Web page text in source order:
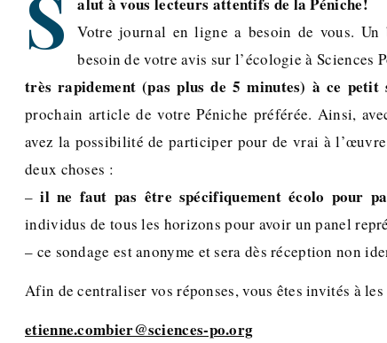
S
Votre journal en ligne a besoin de vous. Un
besoin de votre avis sur l’écologie à Sciences
très rapidement (pas plus de 5 minutes) à ce petit
prochain article de votre Péniche préférée. Ainsi,
avez la possibilité de participer pour de vrai à
deux choses :
–il ne faut pas être spécifiquement écolo pour
individus de tous les horizons pour avoir un panel
– ce sondage est anonyme et sera dès réception non
Afin de centraliser vos réponses, vous êtes invités à les
etienne.combier@sciences-po.org